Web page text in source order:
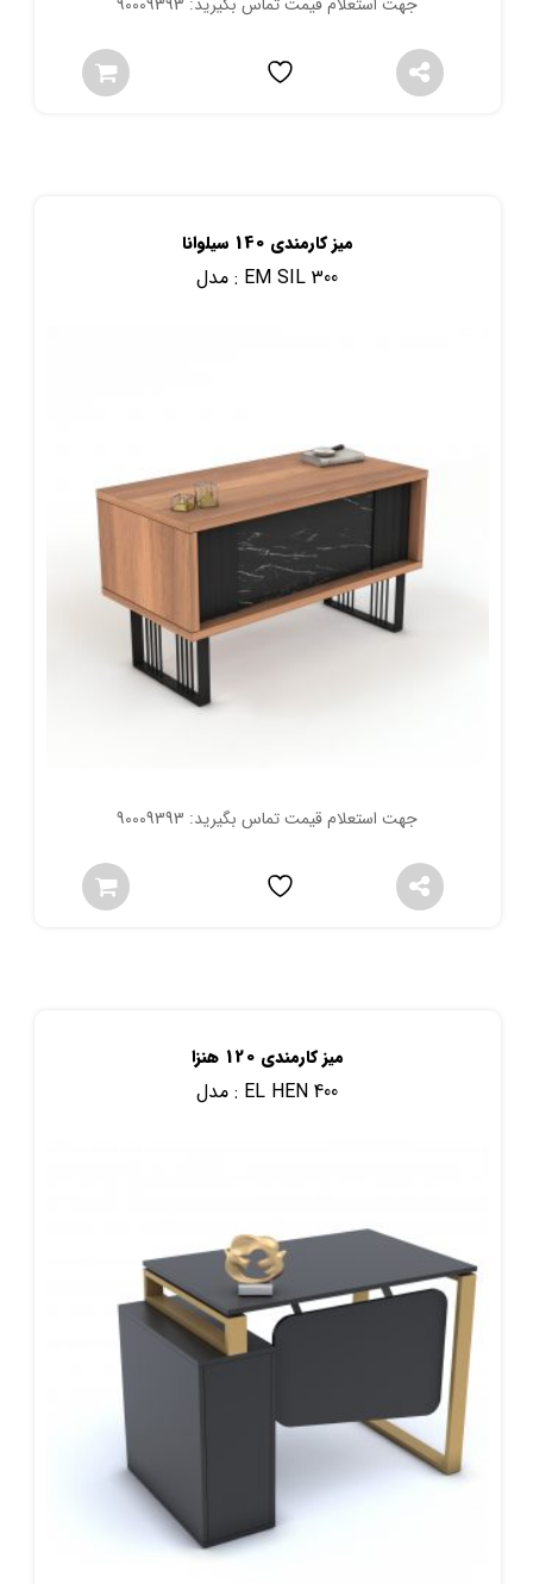
میز کارمندی 140 سیلوانا
مدل : EM SIL 300
جهت استعلام قیمت تماس بگیرید: 90009393
میز کارمندی 120 هنزا
مدل : EL HEN 400